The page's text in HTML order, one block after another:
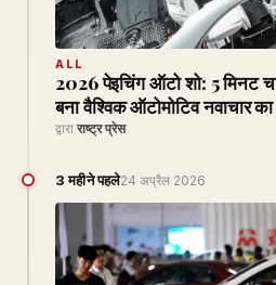
ALL
2026 पेइचिंग ऑटो शो: 5 मिनट
बना वैश्विक ऑटोमोटिव नवाचार
द्वारा राष्ट्र प्रेस
3 महीने पहले24 अप्रैल 2026